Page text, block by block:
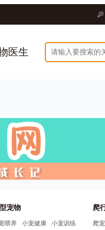
医生
宠物
喂养 小宠健康 小宠训练
爬
爬